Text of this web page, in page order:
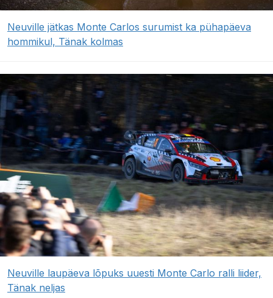
Neuville jätkas Monte Carlos surumist ka pühapäeva
hommikul, Tänak kolmas
Neuville laupäeva lõpuks uuesti Monte Carlo ralli liider,
Tänak neljas